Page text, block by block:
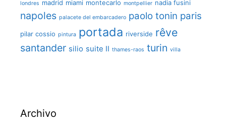
londres madrid miami montecarlo montpellier nadia fusini
napoles palacete del embarcadero paolo tonin paris
pilar cossio pintura portada riverside rêve
santander silio suite II thames-raos turin villa
Archivo